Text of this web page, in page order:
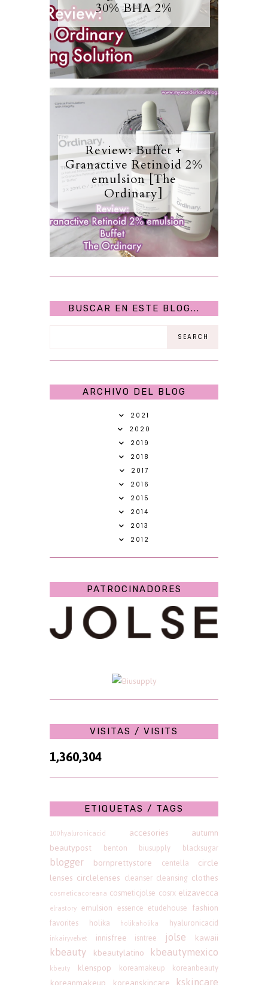
30% BHA 2%
Review: Buffet +
Granactive Retinoid 2%
emulsion [The
Ordinary]
BUSCAR EN ESTE BLOG...
ARCHIVO DEL BLOG
2021
2020
2019
2018
2017
2016
2015
2014
2013
2012
PATROCINADORES
VISITAS / VISITS
1,360,304
ETIQUETAS / TAGS
100hyaluronicacid accesories
autumn
beautypost
benton biusupply blacksugar
blogger bornprettystore centella
circle
lenses circlelenses cleanser cleansing clothes
cosmeticacoreana cosmeticjolse cosrx elizavecca
elrastory emulsion essence etudehouse fashion
favorites holika holikaholika hyaluronicacid
inkairyvelvet innisfree isntree jolse kawaii
kbeauty kbeautylatino kbeautymexico
kbeuty klenspop koreamakeup koreanbeauty